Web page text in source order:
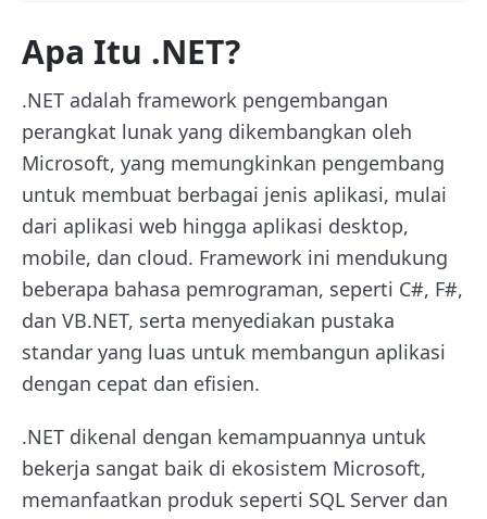
Apa Itu .NET?
.NET adalah framework pengembangan
perangkat lunak yang dikembangkan oleh
Microsoft, yang memungkinkan pengembang
untuk membuat berbagai jenis aplikasi, mulai
dari aplikasi web hingga aplikasi desktop,
mobile, dan cloud. Framework ini mendukung
beberapa bahasa pemrograman, seperti C#, F#,
dan VB.NET, serta menyediakan pustaka
standar yang luas untuk membangun aplikasi
dengan cepat dan efisien.
.NET dikenal dengan kemampuannya untuk
bekerja sangat baik di ekosistem Microsoft,
memanfaatkan produk seperti SQL Server dan